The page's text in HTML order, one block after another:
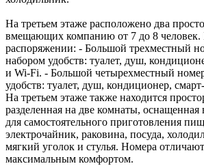
На третьем этаже расположено два
вмещающих компанию от 7 до 8
распоряжении: - Большой трехместный
набором удобств: туалет, душ,
и Wi-Fi. - Большой четырехместный
удобств: туалет, душ, кондиционер,
На третьем этаже также находится
разделенная на две комнаты,
для самостоятельного приготовления
электрочайник, раковина, посуда,
мягкий уголок и стулья. Номера
максимальным комфортом.